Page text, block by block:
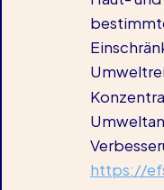
https://